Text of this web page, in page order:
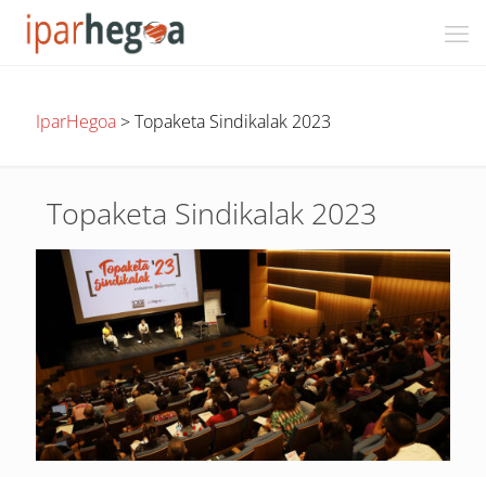
IparHegoa>Topaketa Sindikalak 2023
Topaketa Sindikalak 2023